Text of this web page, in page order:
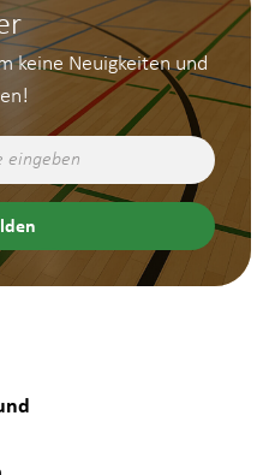
keine Neuigkeiten und